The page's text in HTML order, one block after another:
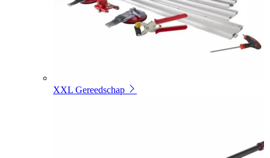
XXL Gereedschap